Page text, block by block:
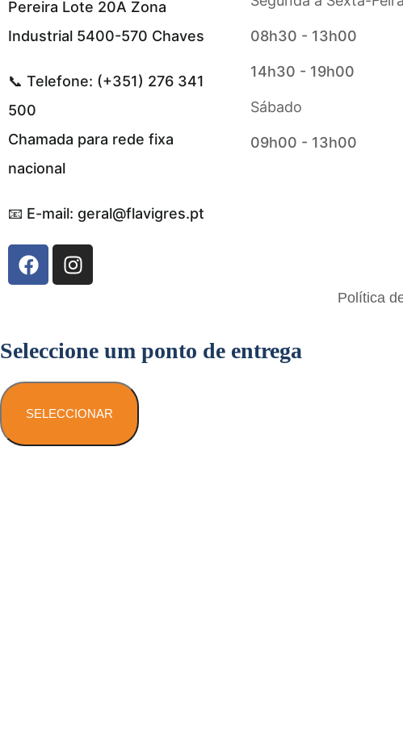
Pereira Lote 20A Zona
Industrial 5400-570 Chaves
📞 Telefone: (+351) 276 341
500
Chamada para rede fixa
nacional
📧 E-mail: geral@flavigres.pt
08h30 - 13h00
14h30 - 19h00
Sábado
09h00 - 13h00
Política
Seleccione um ponto de entrega
SELECCIONAR